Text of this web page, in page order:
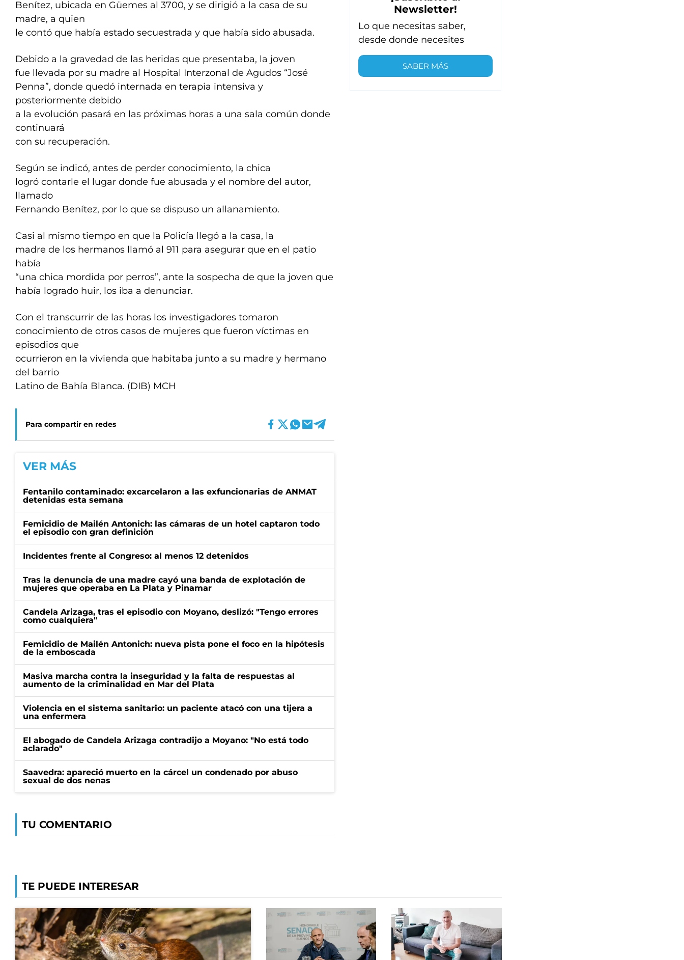
Benítez, ubicada en Güemes al 3700, y se dirigió a la casa de su
madre, a quien
le contó que había estado secuestrada y que había sido abusada.
Debido a la gravedad de las heridas que presentaba, la joven
fue llevada por su madre al Hospital Interzonal de Agudos “José
Penna”, donde quedó internada en terapia intensiva y
posteriormente debido
a la evolución pasará en las próximas horas a una sala común donde
continuará
con su recuperación.
Según se indicó, antes de perder conocimiento, la chica
logró contarle el lugar donde fue abusada y el nombre del autor,
llamado
Fernando Benítez, por lo que se dispuso un allanamiento.
Casi al mismo tiempo en que la Policía llegó a la casa, la
madre de los hermanos llamó al 911 para asegurar que en el patio
había
“una chica mordida por perros”, ante la sospecha de que la joven que
había logrado huir, los iba a denunciar.
Con el transcurrir de las horas los investigadores tomaron
conocimiento de otros casos de mujeres que fueron víctimas en
episodios que
ocurrieron en la vivienda que habitaba junto a su madre y hermano
del barrio
Latino de Bahía Blanca. (DIB) MCH
Para compartir en redes
VER MÁS
Fentanilo contaminado: excarcelaron a las exfuncionarias de ANMAT
detenidas esta semana
Femicidio de Mailén Antonich: las cámaras de un hotel captaron todo
el episodio con gran definición
Incidentes frente al Congreso: al menos 12 detenidos
Tras la denuncia de una madre cayó una banda de explotación de
mujeres que operaba en La Plata y Pinamar
Candela Arizaga, tras el episodio con Moyano, deslizó: "Tengo errores
como cualquiera"
Femicidio de Mailén Antonich: nueva pista pone el foco en la hipótesis
de la emboscada
Masiva marcha contra la inseguridad y la falta de respuestas al
aumento de la criminalidad en Mar del Plata
Violencia en el sistema sanitario: un paciente atacó con una tijera a
una enfermera
El abogado de Candela Arizaga contradijo a Moyano: "No está todo
aclarado"
Saavedra: apareció muerto en la cárcel un condenado por abuso
sexual de dos nenas
TU COMENTARIO
Newsletter!
Lo que necesitas saber,
desde donde necesites
SABER MÁS
TE PUEDE INTERESAR